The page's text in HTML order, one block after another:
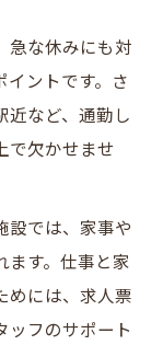
急な休みにも対
イントです。さ
近など、通勤し
で欠かせませ
設では、家事や
ます。仕事と家
めには、求人票
ッフのサポート